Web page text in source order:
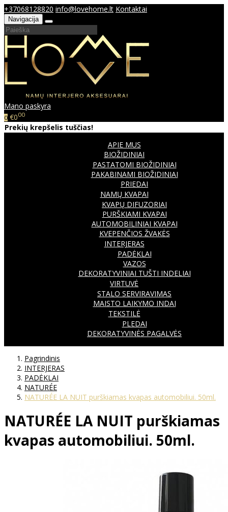
+37068128820 info@lovehome.lt Kontaktai
Navigacija
Mano paskyra
0 €000
Prekių krepšelis tuščias!
APIE MUS
BIOŽIDINIAI
PASTATOMI BIOŽIDINIAI
PAKABINAMI BIOŽIDINIAI
PRIEDAI
NAMŲ KVAPAI
KVAPŲ DIFUZORIAI
PURŠKIAMI KVAPAI
AUTOMOBILINIAI KVAPAI
KVEPENČIOS ŽVAKĖS
INTERJERAS
PADĖKLAI
VAZOS
DEKORATYVINIAI TUŠTI INDELIAI
VIRTUVĖ
STALO SERVIRAVIMAS
MAISTO LAIKYMO INDAI
TEKSTILĖ
PLEDAI
DEKORATYVINĖS PAGALVĖS
Pagrindinis
INTERJERAS
PADĖKLAI
NATURÉE
NATURÉE LA NUIT purškiamas kvapas automobiliui. 50ml.
NATURÉE LA NUIT purškiamas
kvapas automobiliui. 50ml.